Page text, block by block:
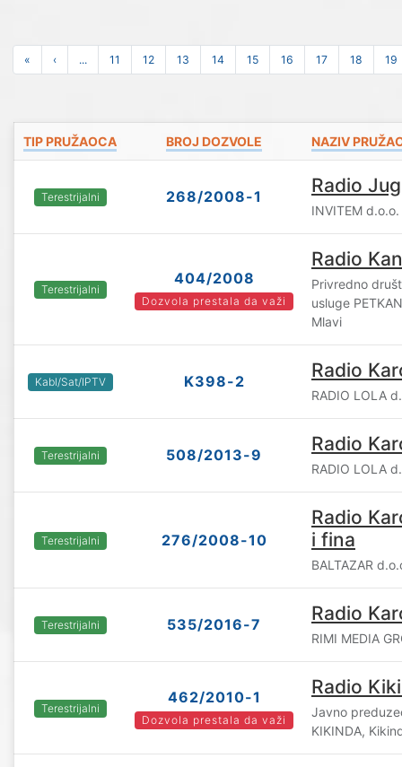
« ‹ ... 11 12 13 14 15 16 17 18 19
TIP PRUŽAOCA BROJ DOZVOLE NAZIV
Terestrijalni 268/2008-1 Radio
INVITEM
Terestrijalni
404/2008
Dozvola prestala da važi
Radio Kan
Privredno
usluge
Mlavi
Kabl/Sat/IPTV K398-2 Radio
RADIO LOLA
Terestrijalni 508/2013-9 Radio
RADIO LOLA
Terestrijalni 276/2008-10
Radio
i fina
BALTAZAR
Terestrijalni 535/2016-7 Radio
RIMI MEDIA
Terestrijalni
462/2010-1
Dozvola prestala da važi
Radio
Javno
KIKINDA,